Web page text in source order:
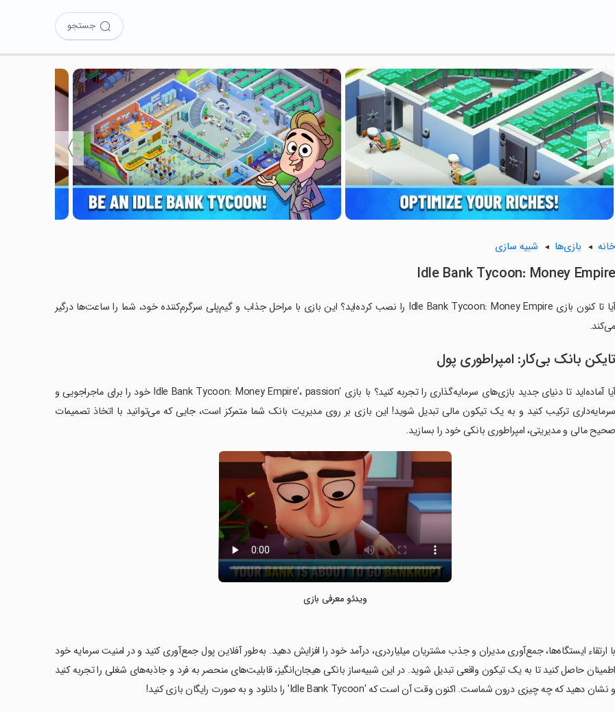
جستجو
〈
〉
خانه بازی‌ها شبیه سازی
Idle Bank Tycoon: Money Empire
آیا تا کنون بازی Idle Bank Tycoon: Money Empire را نصب کرده‌اید؟ این بازی با مراحل جذاب و گیم‌پلی سرگرم‌کننده خود، شما را ساعت‌ها درگیر
می‌کند.
تایکن بانک بی‌کار: امپراطوری پول
آیا آماده‌اید تا دنیای جدید بازی‌های سرمایه‌گذاری را تجربه کنید؟ با بازی 'Idle Bank Tycoon: Money Empire'، passion خود را برای ماجراجویی و
سرمایه‌داری ترکیب کنید و به یک تیکون مالی تبدیل شوید! این بازی بر روی مدیریت بانک شما متمرکز است، جایی که می‌توانید با اتخاذ تصمیمات
صحیح مالی و مدیریتی، امپراطوری بانکی خود را بسازید.
ویدئو معرفی بازی
‏با ارتقاء ایستگاه‌ها، جمع‌آوری مدیران و جذب مشتریان میلیاردری، درآمد خود را افزایش دهید. به‌طور آفلاین پول جمع‌آوری کنید و در امنیت سرمایه خود
اطمینان حاصل کنید تا به یک تیکون واقعی تبدیل شوید. در این شبیه‌ساز بانکی هیجان‌انگیز، قابلیت‌های منحصر به فرد و جاذبه‌های شغلی را تجربه کنید
و نشان دهید که چه چیزی درون شماست. اکنون وقت آن است که 'Idle Bank Tycoon' را دانلود و به صورت رایگان بازی کنید!